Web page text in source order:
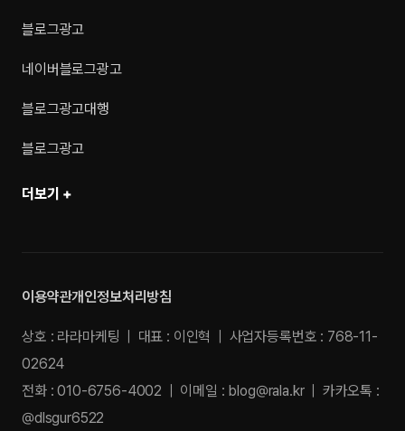
블로그광고
네이버블로그광고
블로그광고대행
블로그광고
더보기 +
이용약관개인정보처리방침
상호 : 라라마케팅 | 대표 : 이인혁 | 사업자등록번호 : 768-11-
02624
전화 : 010-6756-4002 | 이메일 : blog@rala.kr| 카카오톡 :
@dlsgur6522